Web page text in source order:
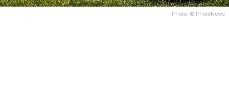
Photo: © PhotoNews